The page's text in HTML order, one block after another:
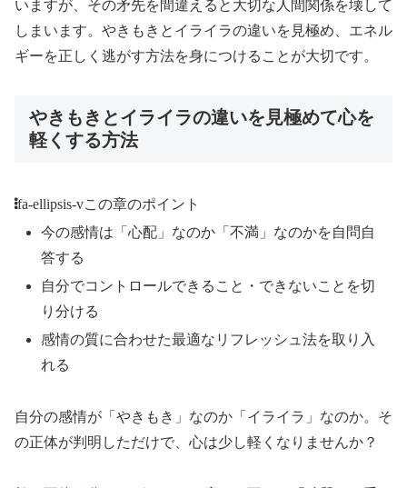
いますが、その矛先を間違えると大切な人間関係を壊して
しまいます。やきもきとイライラの違いを見極め、エネル
ギーを正しく逃がす方法を身につけることが大切です。
やきもきとイライラの違いを見極めて心を
軽くする方法
fa-ellipsis-vこの章のポイント
今の感情は「心配」なのか「不満」なのかを自問自
答する
自分でコントロールできること・できないことを切
り分ける
感情の質に合わせた最適なリフレッシュ法を取り入
れる
自分の感情が「やきもき」なのか「イライラ」なのか。そ
の正体が判明しただけで、心は少し軽くなりませんか？